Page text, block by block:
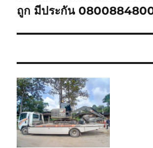
post:
ถูก มีประกัน